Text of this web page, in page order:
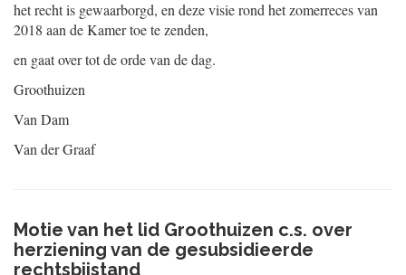
het recht is gewaarborgd, en deze visie rond het zomerreces van
2018 aan de Kamer toe te zenden,
en gaat over tot de orde van de dag.
Groothuizen
Van Dam
Van der Graaf
Motie van het lid Groothuizen c.s. over
herziening van de gesubsidieerde
rechtsbijstand